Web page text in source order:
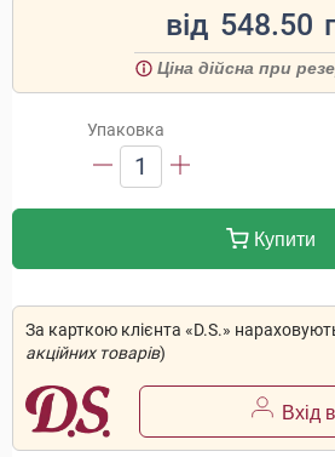
від 548.50
Ціна дійсна при
Упаковка
1
Купити
За карткою клієнта «D.S.»
акційних товарів)
Вхід